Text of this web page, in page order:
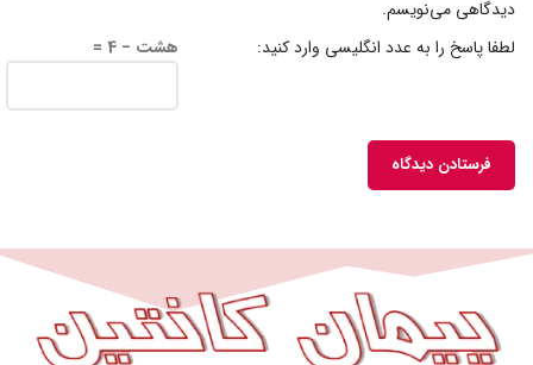
دیدگاهی می‌نویسم.
لطفا پاسخ را به عدد انگلیسی وارد کنید:
هشت − 4 =